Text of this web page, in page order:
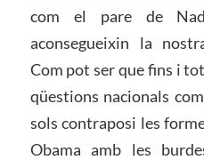
com el pare de
aconsegueixin la
Com pot ser que fins i
qüestions nacionals
sols contraposi les
Obama amb les